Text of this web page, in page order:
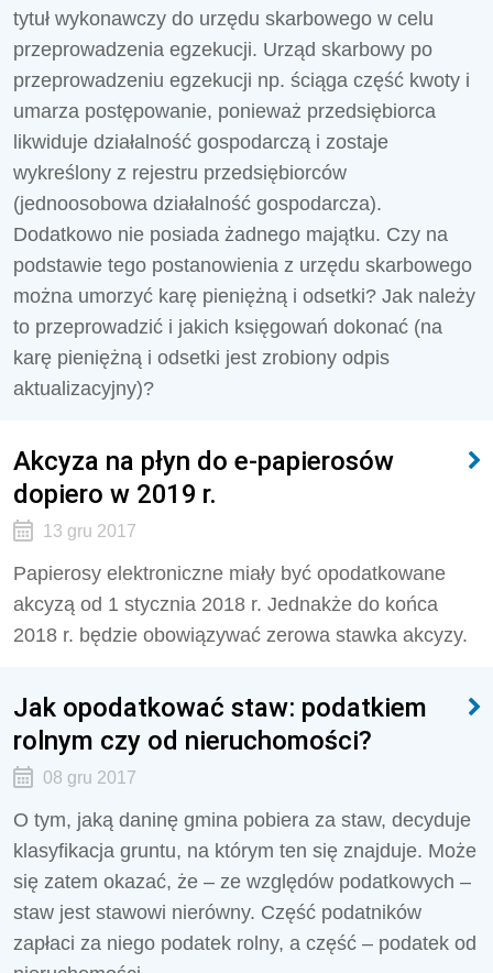
tytuł wykonawczy do urzędu skarbowego w celu
przeprowadzenia egzekucji. Urząd skarbowy po
przeprowadzeniu egzekucji np. ściąga część kwoty i
umarza postępowanie, ponieważ przedsiębiorca
likwiduje działalność gospodarczą i zostaje
wykreślony z rejestru przedsiębiorców
(jednoosobowa działalność gospodarcza).
Dodatkowo nie posiada żadnego majątku. Czy na
podstawie tego postanowienia z urzędu skarbowego
można umorzyć karę pieniężną i odsetki? Jak należy
to przeprowadzić i jakich księgowań dokonać (na
karę pieniężną i odsetki jest zrobiony odpis
aktualizacyjny)?
Akcyza na płyn do e-papierosów
dopiero w 2019 r.
13 gru 2017
Papierosy elektroniczne miały być opodatkowane
akcyzą od 1 stycznia 2018 r. Jednakże do końca
2018 r. będzie obowiązywać zerowa stawka akcyzy.
Jak opodatkować staw: podatkiem
rolnym czy od nieruchomości?
08 gru 2017
O tym, jaką daninę gmina pobiera za staw, decyduje
klasyfikacja gruntu, na którym ten się znajduje. Może
się zatem okazać, że – ze względów podatkowych –
staw jest stawowi nierówny. Część podatników
zapłaci za niego podatek rolny, a część – podatek od